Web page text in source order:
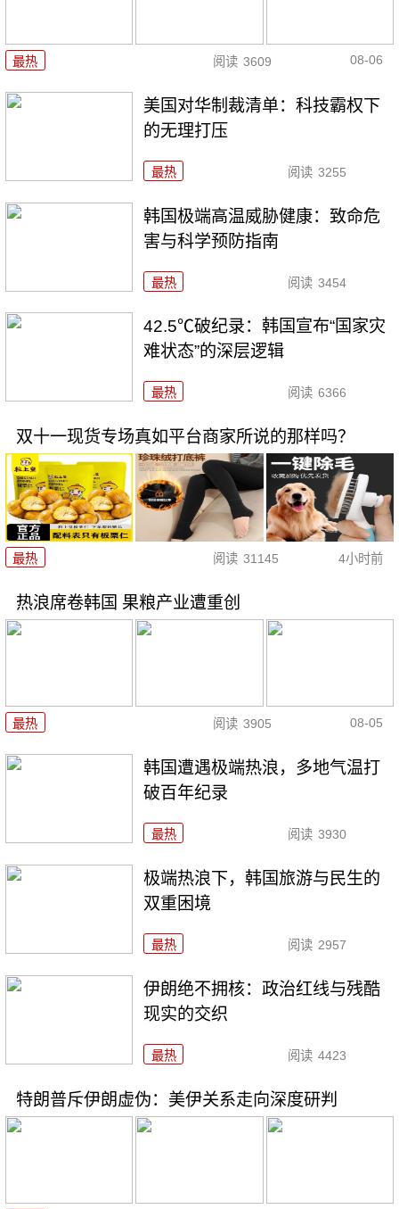
最热 阅读 3609 08-06
美国对华制裁清单：科技霸权下
的无理打压
最热 阅读 3255
韩国极端高温威胁健康：致命危
害与科学预防指南
最热 阅读 3454
42.5℃破纪录：韩国宣布“国家灾
难状态”的深层逻辑
最热 阅读 6366
双十一现货专场真如平台商家所说的那样吗？
最热 阅读 31145 4小时前
热浪席卷韩国 果粮产业遭重创
最热 阅读 3905 08-05
韩国遭遇极端热浪，多地气温打
破百年纪录
最热 阅读 3930
极端热浪下，韩国旅游与民生的
双重困境
最热 阅读 2957
伊朗绝不拥核：政治红线与残酷
现实的交织
最热 阅读 4423
特朗普斥伊朗虚伪：美伊关系走向深度研判